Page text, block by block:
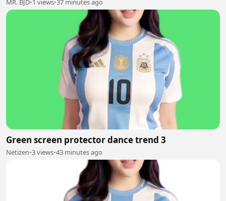
Green screen protector dance trend 3
Netizen•3 views•43 minutes ago